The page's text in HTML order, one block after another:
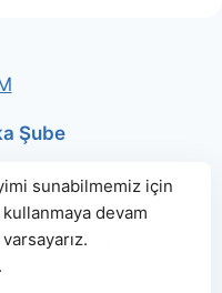
Şube
için kaynak olarak
faydalanılmış, harita
kullanılmıştır.
sunabilmemiz için
devam
.